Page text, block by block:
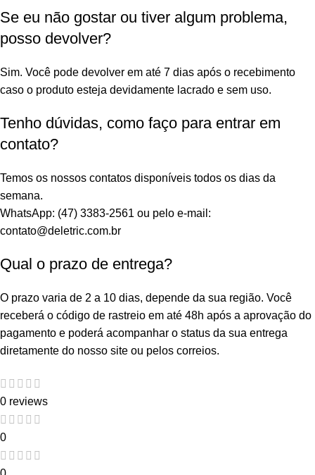
Se eu não gostar ou tiver algum problema,
posso devolver?
Sim. Você pode devolver em até 7 dias após o recebimento
caso o produto esteja devidamente lacrado e sem uso.
Tenho dúvidas, como faço para entrar em
contato?
Temos os nossos contatos disponíveis todos os dias da
semana.
WhatsApp: (47) 3383-2561 ou pelo e-mail:
contato@deletric.com.br
Qual o prazo de entrega?
O prazo varia de 2 a 10 dias, depende da sua região. Você
receberá o código de rastreio em até 48h após a aprovação do
pagamento e poderá acompanhar o status da sua entrega
diretamente do nosso site ou pelos correios.
0 reviews
0